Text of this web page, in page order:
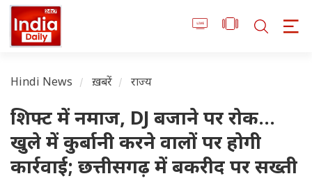
Hindi News ख़बरें राज्य
शिफ्ट में नमाज, DJ बजाने पर रोक...
खुले में कुर्बानी करने वालों पर होगी
कार्रवाई; छत्तीसगढ़ में बकरीद पर सख्ती